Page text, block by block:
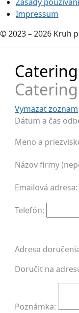
Zásady
Impressum
© 2023 – 2026 Kruh
Vymazať zoznam
Dátum a čas
Meno a
Názov firmy
Emailová adresa:
Telefón:
Adresa
Doručiť na
Poznámka: